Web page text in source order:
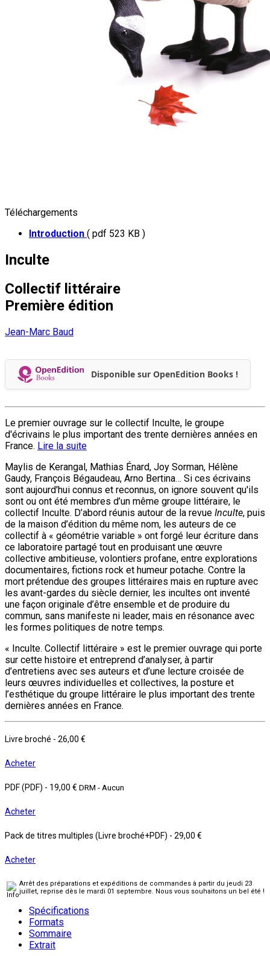
Téléchargements
Introduction ( pdf 523 KB )
Inculte
Collectif littéraire
Première édition
Jean-Marc Baud
Disponible sur OpenEdition Books !
Le premier ouvrage sur le collectif Inculte, le groupe
d'écrivains le plus important des trente dernières années en
France. Lire la suite
Maylis de Kerangal, Mathias Énard, Joy Sorman, Hélène
Gaudy, François Bégaudeau, Arno Bertina… Si ces écrivains
sont aujourd'hui connus et reconnus, on ignore souvent qu'ils
sont ou ont été membres d’un même groupe littéraire, le
collectif Inculte. D’abord réunis autour de la revue Inculte, puis
de la maison d’édition du même nom, les auteurs de ce
collectif à « géométrie variable » ont forgé leur écriture dans
ce laboratoire partagé tout en produisant une œuvre
collective ambitieuse, volontiers profane, entre explorations
documentaires, fictions rock et humeur potache. Contre la
mort prétendue des groupes littéraires mais en rupture avec
les avant-gardes du siècle dernier, les incultes ont inventé
une façon originale d’être ensemble et de produire du
commun, sans manifeste ni leader, mais en résonance avec
les formes politiques de notre temps.
« Inculte. Collectif littéraire » est le premier ouvrage qui porte
sur cette histoire et entreprend d’analyser, à partir
d’entretiens avec ses auteurs et d’une lecture croisée de
leurs œuvres individuelles et collectives, la posture et
l’esthétique du groupe littéraire le plus important des trente
dernières années en France.
Livre broché - 26,00 €
Acheter
PDF (PDF) - 19,00 € DRM - Aucun
Acheter
Pack de titres multiples (Livre broché+PDF) - 29,00 €
Acheter
Arrêt des préparations et expéditions de commandes à partir du jeudi 23
juillet, reprise dès le mardi 01 septembre. Nous vous souhaitons un bel été !
Spécifications
Formats
Sommaire
Extrait